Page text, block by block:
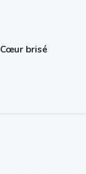
Cœur brisé